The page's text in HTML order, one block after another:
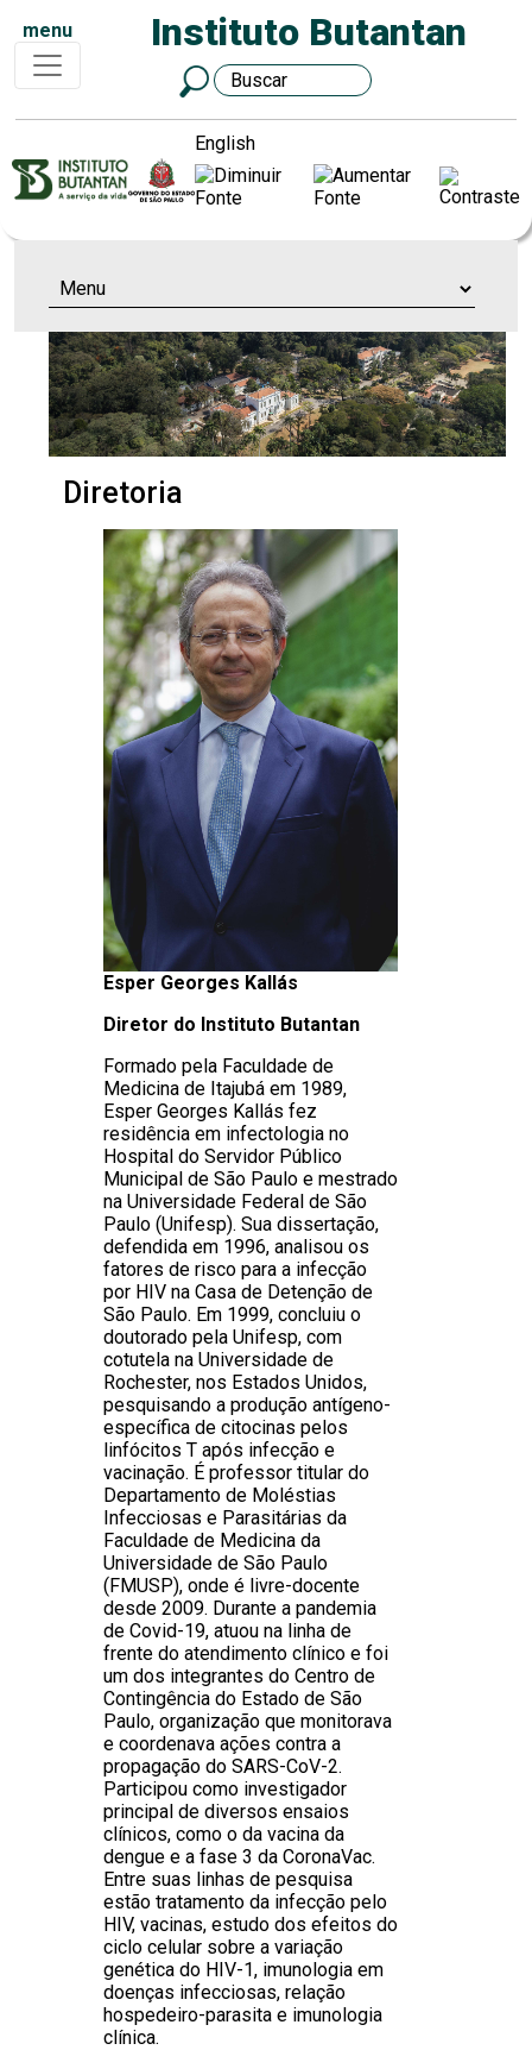
menu Instituto Butantan
English
Diretoria
Esper Georges Kallás
Diretor do Instituto Butantan
Formado pela Faculdade de
Medicina de Itajubá em 1989,
Esper Georges Kallás fez
residência em infectologia no
Hospital do Servidor Público
Municipal de São Paulo e mestrado
na Universidade Federal de São
Paulo (Unifesp). Sua dissertação,
defendida em 1996, analisou os
fatores de risco para a infecção
por HIV na Casa de Detenção de
São Paulo. Em 1999, concluiu o
doutorado pela Unifesp, com
cotutela na Universidade de
Rochester, nos Estados Unidos,
pesquisando a produção antígeno-
específica de citocinas pelos
linfócitos T após infecção e
vacinação. É professor titular do
Departamento de Moléstias
Infecciosas e Parasitárias da
Faculdade de Medicina da
Universidade de São Paulo
(FMUSP), onde é livre-docente
desde 2009. Durante a pandemia
de Covid-19, atuou na linha de
frente do atendimento clínico e foi
um dos integrantes do Centro de
Contingência do Estado de São
Paulo, organização que monitorava
e coordenava ações contra a
propagação do SARS-CoV-2.
Participou como investigador
principal de diversos ensaios
clínicos, como o da vacina da
dengue e a fase 3 da CoronaVac.
Entre suas linhas de pesquisa
estão tratamento da infecção pelo
HIV, vacinas, estudo dos efeitos do
ciclo celular sobre a variação
genética do HIV-1, imunologia em
doenças infecciosas, relação
hospedeiro-parasita e imunologia
clínica.